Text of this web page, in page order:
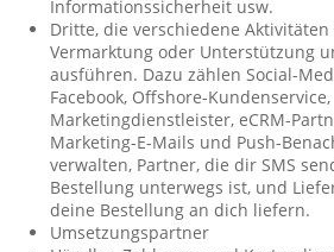
Informationssicherheit usw.
Dritte, die verschiedene
Vermarktung oder Unterstützung
ausführen. Dazu zählen Social-
Facebook, Offshore-Kundenservice,
Marketingdienstleister, eCRM-
Marketing-E-Mails und Push-
verwalten, Partner, die dir SMS
Bestellung unterwegs ist, und
deine Bestellung an dich liefern.
Umsetzungspartner